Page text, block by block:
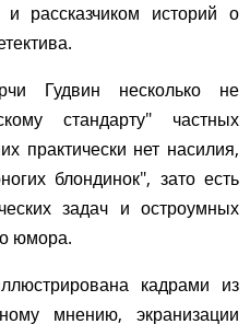
рассказчиком историй о
Гудвин несколько не
стандарту" частных
практически нет насилия,
блондинок", зато есть
задач и остроумных
юмора.
кадрами из
мнению, экранизации